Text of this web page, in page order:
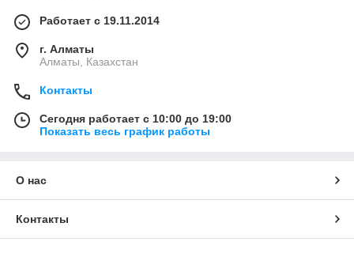
Работает с 19.11.2014
г. Алматы
Алматы, Казахстан
Контакты
Сегодня работает с 10:00 до 19:00
Показать весь график работы
О нас
Контакты